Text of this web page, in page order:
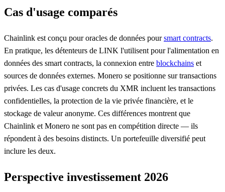
Cas d'usage comparés
Chainlink est conçu pour oracles de données poursmart contracts.
En pratique, les détenteurs de LINK l'utilisent pour l'alimentation en
données des smart contracts, la connexion entre blockchains et
sources de données externes. Monero se positionne sur transactions
privées. Les cas d'usage concrets du XMR incluent les transactions
confidentielles, la protection de la vie privée financière, et le
stockage de valeur anonyme. Ces différences montrent que
Chainlink et Monero ne sont pas en compétition directe — ils
répondent à des besoins distincts. Un portefeuille diversifié peut
inclure les deux.
Perspective investissement 2026